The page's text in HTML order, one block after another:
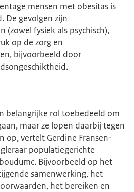
mensen met obesitas is
De gevolgen zijn
(zowel fysiek als psychisch),
op de zorg en
bijvoorbeeld door
belangrijke rol toebedeeld om
maar ze lopen daarbij tegen
op, vertelt Gerdine Fransen-
populatiegerichte
Bijvoorbeeld op het
samenwerking, het
het bereiken en